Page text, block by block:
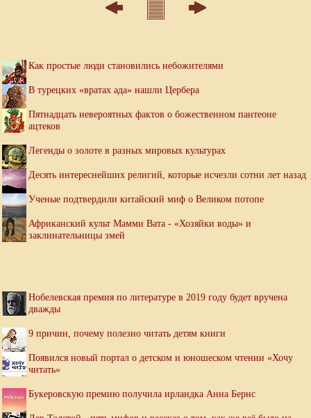
Как простые люди становились небожителями
В турецких «вратах ада» нашли Цербера
Пятнадцать невероятных фактов о божественном пантеоне
ацтеков
Легенды о золоте в разных мировых культурах
Десять интереснейших религий, которые исчезли сотни лет назад
Ученые подтвердили китайский миф о Великом потопе
Африканский культ Мамми Вата - «Хозяйки воды» и
заклинательницы змей
Нобелевская премия по литературе в 2019 году будет вручена
дважды
9 причин, почему полезно читать детям книги
Появился новый портал о детском и юношеском чтении «Хочу
читать»
Букеровскую премию получила ирландка Анна Бернс